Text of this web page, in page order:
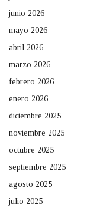
junio 2026
mayo 2026
abril 2026
marzo 2026
febrero 2026
enero 2026
diciembre 2025
noviembre 2025
octubre 2025
septiembre 2025
agosto 2025
julio 2025